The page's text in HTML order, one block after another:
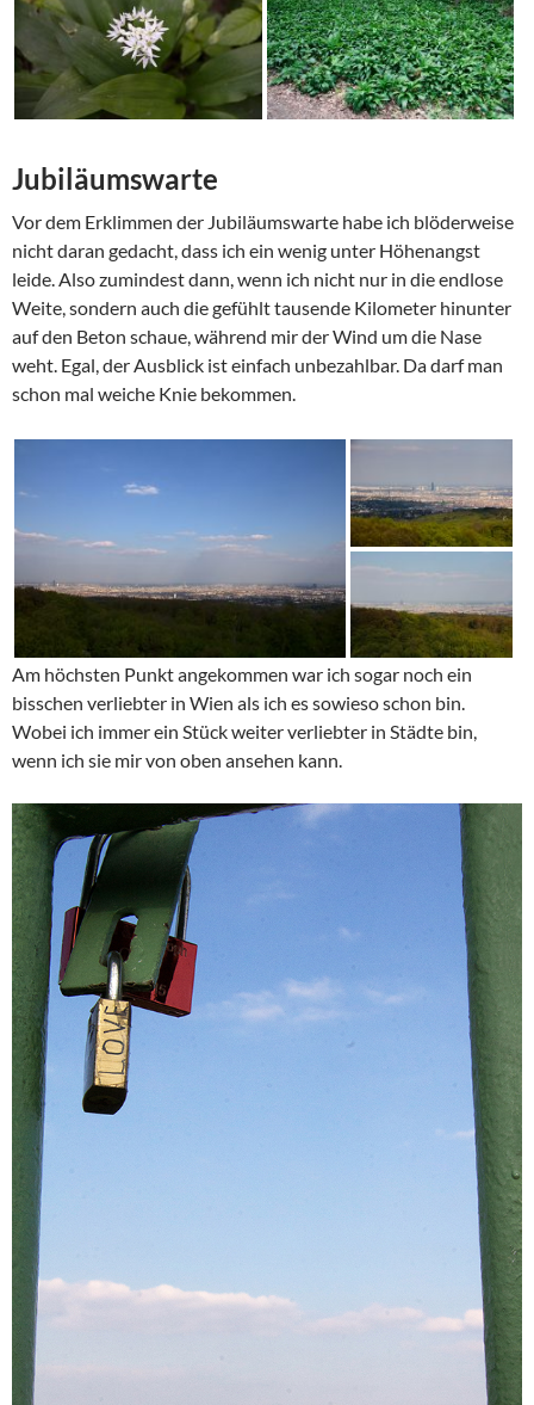
Jubiläumswarte
Vor dem Erklimmen der Jubiläumswarte habe ich blöderweise
nicht daran gedacht, dass ich ein wenig unter Höhenangst
leide. Also zumindest dann, wenn ich nicht nur in die endlose
Weite, sondern auch die gefühlt tausende Kilometer hinunter
auf den Beton schaue, während mir der Wind um die Nase
weht. Egal, der Ausblick ist einfach unbezahlbar. Da darf man
schon mal weiche Knie bekommen.
Am höchsten Punkt angekommen war ich sogar noch ein
bisschen verliebter in Wien als ich es sowieso schon bin.
Wobei ich immer ein Stück weiter verliebter in Städte bin,
wenn ich sie mir von oben ansehen kann.